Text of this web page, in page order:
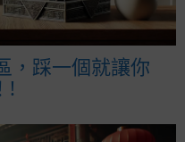
，踩一個就讓你
!